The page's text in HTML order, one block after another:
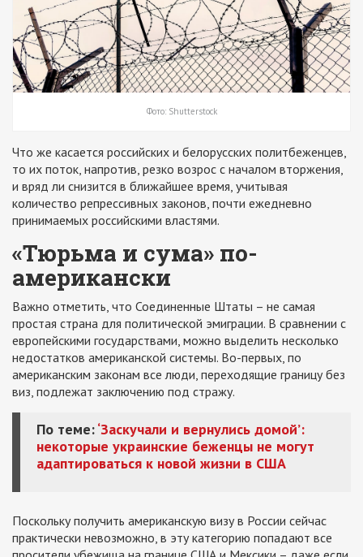
Фото: Shutterstock
Что же касается российских и белорусских политбеженцев,
то их поток, напротив, резко возрос с началом вторжения,
и вряд ли снизится в ближайшее время, учитывая
количество репрессивных законов, почти ежедневно
принимаемых российскими властями.
«Тюрьма и сума» по-
американски
Важно отметить, что Соединенные Штаты – не самая
простая страна для политической эмиграции. В сравнении с
европейскими государствами, можно выделить несколько
недостатков американской системы. Во-первых, по
американским законам все люди, переходящие границу без
виз, подлежат заключению под стражу.
По теме:‘Заскучали и вернулись домой’:
некоторые украинские беженцы не могут
адаптироваться к новой жизни в США
Поскольку получить американскую визу в России сейчас
практически невозможно, в эту категорию попадают все